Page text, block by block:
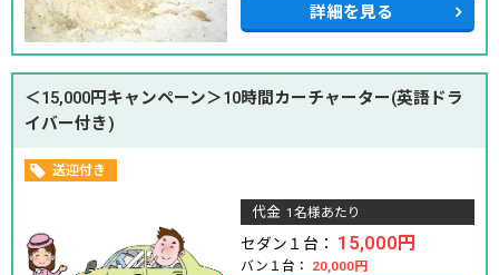
詳細を見る
＜15,000円キャンペーン＞10時間カーチャーター(英語ドラ
イバー付き)
送迎付き
代金 1名様あたり
セダン１台： 15,000円
バン１台： 20,000円